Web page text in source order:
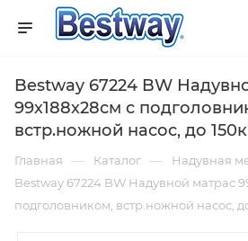
Bestway 67224 BW
99х188х28см с
встр.ножной насос, до
Главная — Каталог — Надувная
Bestway 67224 BW Надувной матрас
подголовником, встр.ножной насос,